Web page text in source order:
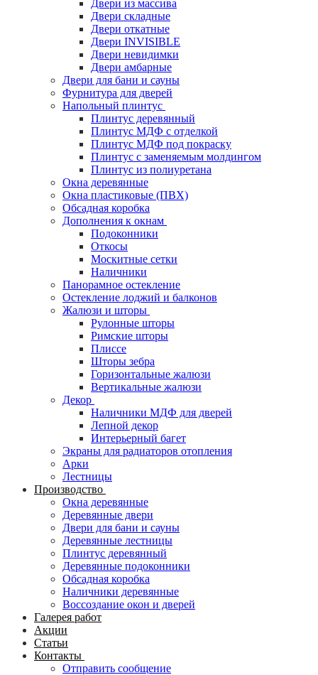
Двери из массива
Двери складные
Двери откатные
Двери INVISIBLE
Двери невидимки
Двери амбарные
Двери для бани и сауны
Фурнитура для дверей
Напольный плинтус
Плинтус деревянный
Плинтус МДФ с отделкой
Плинтус МДФ под покраску
Плинтус с заменяемым молдингом
Плинтус из полиуретана
Окна деревянные
Окна пластиковые (ПВХ)
Обсадная коробка
Дополнения к окнам
Подоконники
Откосы
Москитные сетки
Наличники
Панорамное остекление
Остекление лоджий и балконов
Жалюзи и шторы
Рулонные шторы
Римские шторы
Плиссе
Шторы зебра
Горизонтальные жалюзи
Вертикальные жалюзи
Декор
Наличники МДФ для дверей
Лепной декор
Интерьерный багет
Экраны для радиаторов отопления
Арки
Лестницы
Производство
Окна деревянные
Деревянные двери
Двери для бани и сауны
Деревянные лестницы
Плинтус деревянный
Деревянные подоконники
Обсадная коробка
Наличники деревянные
Воссоздание окон и дверей
Галерея работ
Акции
Статьи
Контакты
Отправить сообщение